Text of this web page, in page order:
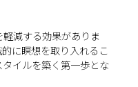
減する効果がありま
に瞑想を取り入れるこ
イルを築く第一歩とな